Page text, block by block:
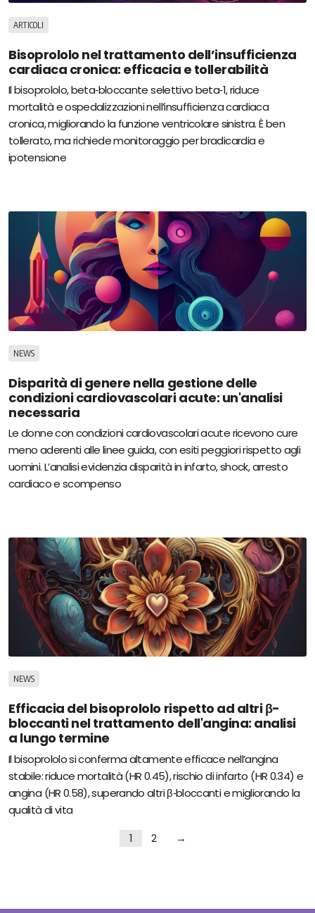
ARTICOLI
Bisoprololo nel trattamento dell’insufficienza
cardiaca cronica: efficacia e tollerabilità
Il bisoprololo, beta‑bloccante selettivo beta‑1, riduce
mortalità e ospedalizzazioni nell’insufficienza cardiaca
cronica, migliorando la funzione ventricolare sinistra. È ben
tollerato, ma richiede monitoraggio per bradicardia e
ipotensione
NEWS
Disparità di genere nella gestione delle
condizioni cardiovascolari acute: un'analisi
necessaria
Le donne con condizioni cardiovascolari acute ricevono cure
meno aderenti alle linee guida, con esiti peggiori rispetto agli
uomini. L’analisi evidenzia disparità in infarto, shock, arresto
cardiaco e scompenso
NEWS
Efficacia del bisoprololo rispetto ad altri β-
bloccanti nel trattamento dell'angina: analisi
a lungo termine
Il bisoprololo si conferma altamente efficace nell’angina
stabile: riduce mortalità (HR 0.45), rischio di infarto (HR 0.34) e
angina (HR 0.58), superando altri β‑bloccanti e migliorando la
qualità di vita
1
2 →